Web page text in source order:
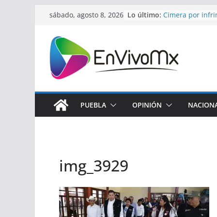
Saltar
contenido
sábado, agosto 8, 2026 Lo último: Profeco
El cohete
tras su colisión
Cierra la 2a
Caso del
del Ángel
PUEBLA OPINIÓN
img_3929